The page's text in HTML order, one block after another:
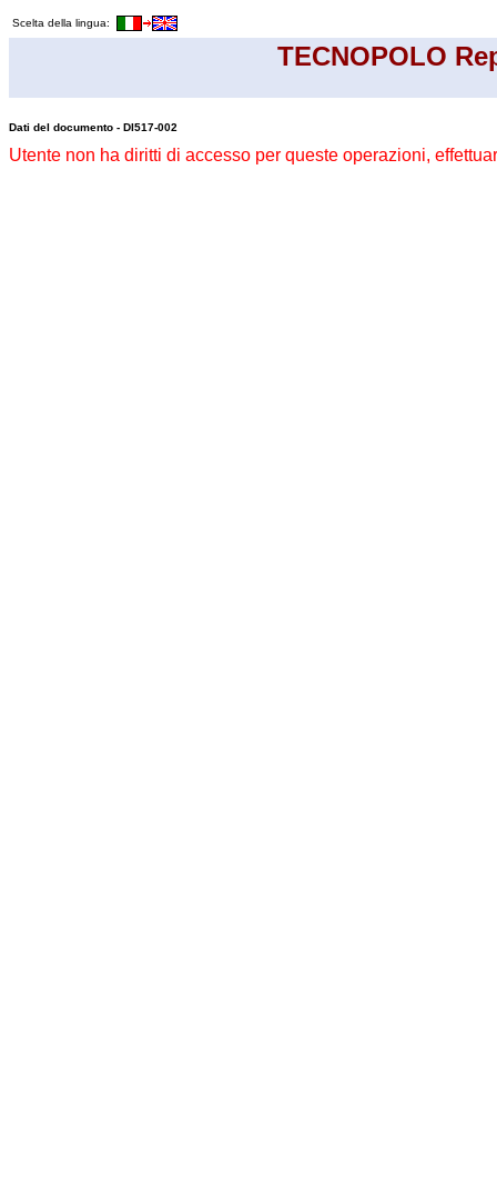
Scelta della lingua:
TECNOPOLO
Dati del documento - DI517-002
Utente non ha diritti di accesso per queste operazioni,